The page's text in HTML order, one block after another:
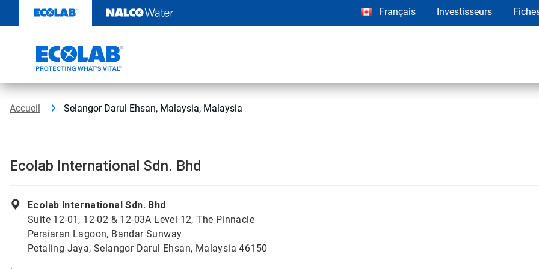
contenu​​​​​​​
Français Investisseurs
Accueil Selangor Darul Ehsan, Malaysia, Malaysia
Ecolab International Sdn. Bhd
Ecolab International Sdn. Bhd
Suite 12-01, 12-02 & 12-03A Level 12, The Pinnacle
Persiaran Lagoon, Bandar Sunway
Petaling Jaya, Selangor Darul Ehsan, Malaysia 46150